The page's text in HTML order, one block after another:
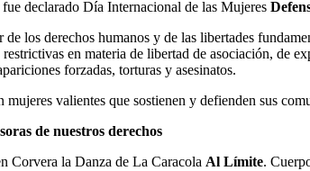
declarado Día Internacional de las Mujeres
los derechos humanos y de las libertades
restrictivas en materia de libertad de asociación, de
forzadas, torturas y asesinatos.
mujeres valientes que sostienen y defienden sus
de nuestros derechos
Corvera la Danza de La Caracola Al Límite.